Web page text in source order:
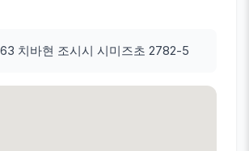
치바현 조시시 시미즈초 2782-5